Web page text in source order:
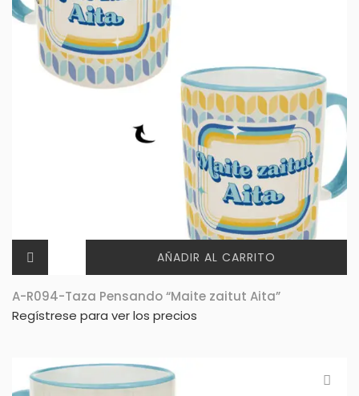
AÑADIR AL CARRITO
A-R094-Taza Pensando “Maite zaitut Aita”
Regístrese para ver los precios